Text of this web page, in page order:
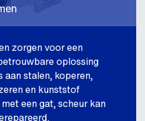
zorgen voor een
oplossing
stalen, koperen,
en kunststof
een gat, scheur kan